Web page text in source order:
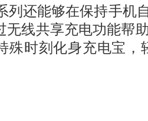
列还能够在保持手机
无线共享充电功能帮
殊时刻化身充电宝，